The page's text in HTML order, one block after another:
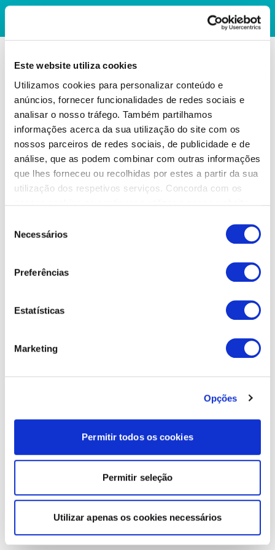
Este website utiliza cookies
Utilizamos cookies para personalizar conteúdo e
anúncios, fornecer funcionalidades de redes sociais e
analisar o nosso tráfego. Também partilhamos
informações acerca da sua utilização do site com os
nossos parceiros de redes sociais, de publicidade e de
análise, que as podem combinar com outras informações
que lhes forneceu ou recolhidas por estes a partir da sua
utilização dos respetivos serviços. Concorda com os
Necessários
Preferências
Estatísticas
Marketing
Opções
Permitir todos os cookies
Permitir seleção
Utilizar apenas os cookies necessários